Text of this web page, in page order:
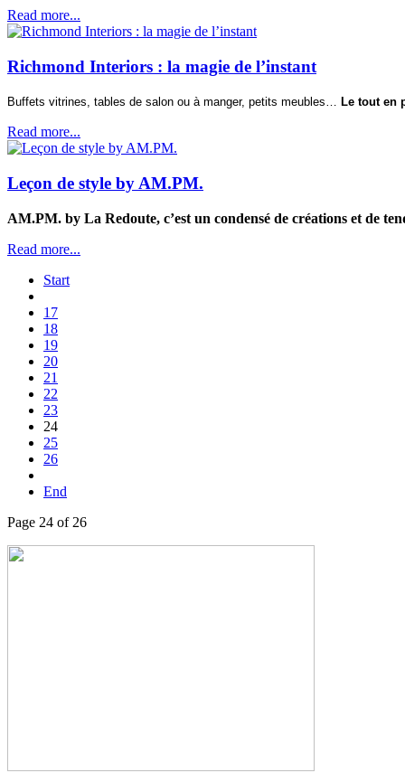
Read more...
Richmond Interiors : la magie de l’instant
Buffets vitrines, tables de salon ou à manger, petits meubles… Le tout en
Read more...
Leçon de style by AM.PM.
AM.PM. by La Redoute, c’est un condensé de créations et de
Read more...
Start
17
18
19
20
21
22
23
24
25
26
End
Page 24 of 26